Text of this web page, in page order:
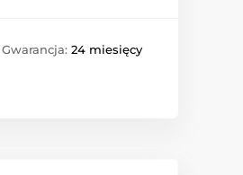
Gwarancja: 24 miesięcy